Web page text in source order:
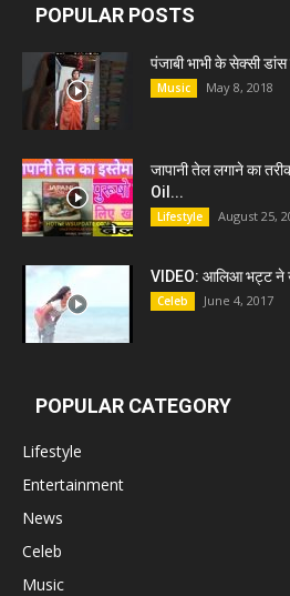
POPULAR POSTS
पंजाबी भाभी के सेक्सी
Music May 8, 2018
जापानी तेल लगाने का
Oil...
Lifestyle August 25,
VIDEO: आलिआ भट्ट ने
Celeb June 4, 2017
POPULAR CATEGORY
Lifestyle
Entertainment
News
Celeb
Music